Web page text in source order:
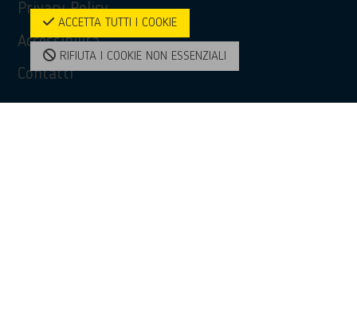
Privacy Policy
Accessibilità
Contatti
ACCETTA TUTTI I COOKIE
RIFIUTA I COOKIE NON ESSENZIALI